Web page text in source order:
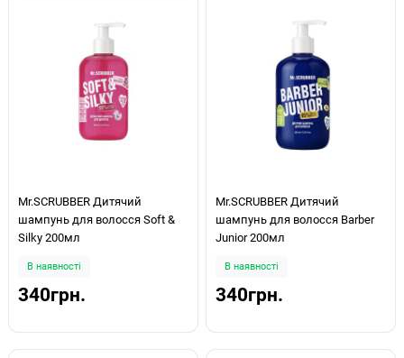
Mr.SCRUBBER Дитячий
шампунь для волосся Soft &
Silky 200мл
В наявності
340грн.
Mr.SCRUBBER Дитячий
шампунь для волосся Barber
Junior 200мл
В наявності
340грн.